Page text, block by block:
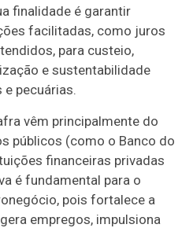
finalidade é garantir
facilitadas, como juros
para custeio,
e sustentabilidade
pecuárias.
vêm principalmente do
públicos (como o Banco do
financeiras privadas
é fundamental para o
pois fortalece a
empregos, impulsiona